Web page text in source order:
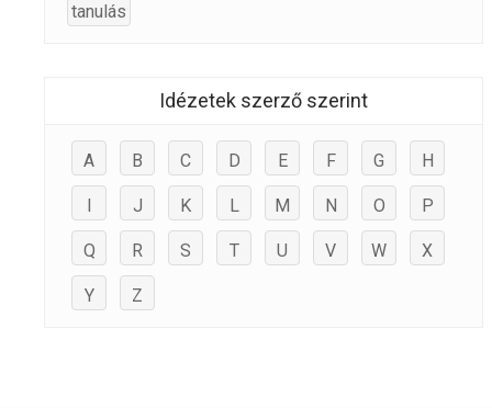
tanulás
Idézetek szerző szerint
A B C D E F G H
I J K L M N O P
Q R S T U V W X
Y Z